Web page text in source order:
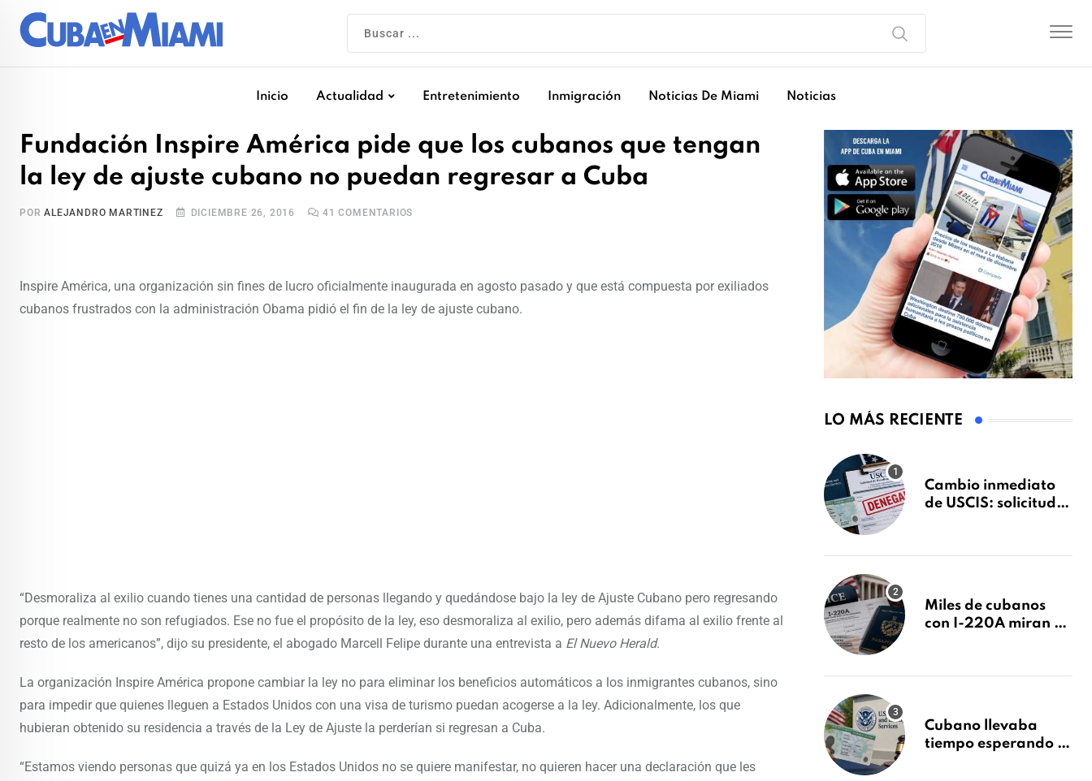
Inicio Actualidad Entretenimiento Inmigración Noticias De Miami Noticias
Fundación Inspire América pide que los cubanos que tengan
la ley de ajuste cubano no puedan regresar a Cuba
PORALEJANDRO MARTINEZ DICIEMBRE 26, 2016 41 COMENTARIOS
Inspire América, una organización sin fines de lucro oficialmente inaugurada en agosto pasado y que está compuesta por exiliados
cubanos frustrados con la administración Obama pidió el fin de la ley de ajuste cubano.
“Desmoraliza al exilio cuando tienes una cantidad de personas llegando y quedándose bajo la ley de Ajuste Cubano pero regresando
porque realmente no son refugiados. Ese no fue el propósito de la ley, eso desmoraliza al exilio, pero además difama al exilio frente al
resto de los americanos”, dijo su presidente, el abogado Marcell Felipe durante una entrevista a El Nuevo Herald.
La organización Inspire América propone cambiar la ley no para eliminar los beneficios automáticos a los inmigrantes cubanos, sino
para impedir que quienes lleguen a Estados Unidos con una visa de turismo puedan acogerse a la ley. Adicionalmente, los que
hubieran obtenido su residencia a través de la Ley de Ajuste la perderían si regresan a Cuba.
“Estamos viendo personas que quizá ya en los Estados Unidos no se quiere manifestar, no quieren hacer una declaración que les
LO MÁS RECIENTE
Cambio inmediato
de USCIS: solicitudes
sin previo aviso
Miles de cubanos
con I-220A miran al
decidirse en una
Cubano llevaba
tiempo esperando su